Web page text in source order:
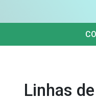
Linhas